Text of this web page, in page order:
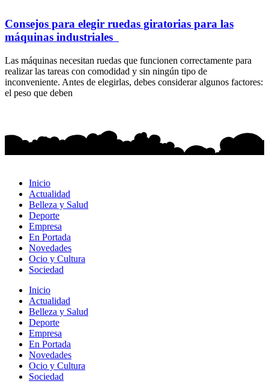
Consejos para elegir ruedas giratorias para las
máquinas industriales
Las máquinas necesitan ruedas que funcionen correctamente para
realizar las tareas con comodidad y sin ningún tipo de
inconveniente. Antes de elegirlas, debes considerar algunos factores:
el peso que deben
Inicio
Actualidad
Belleza y Salud
Deporte
Empresa
En Portada
Novedades
Ocio y Cultura
Sociedad
Inicio
Actualidad
Belleza y Salud
Deporte
Empresa
En Portada
Novedades
Ocio y Cultura
Sociedad